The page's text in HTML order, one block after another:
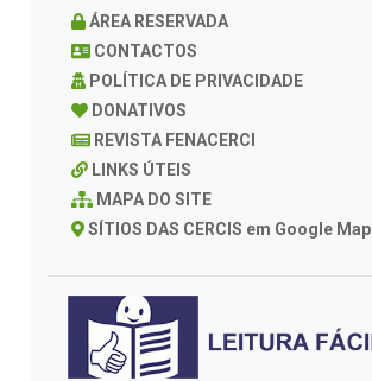
ÁREA RESERVADA
CONTACTOS
POLÍTICA DE PRIVACIDADE
DONATIVOS
REVISTA FENACERCI
LINKS ÚTEIS
MAPA DO SITE
SÍTIOS DAS CERCIS em Google Map